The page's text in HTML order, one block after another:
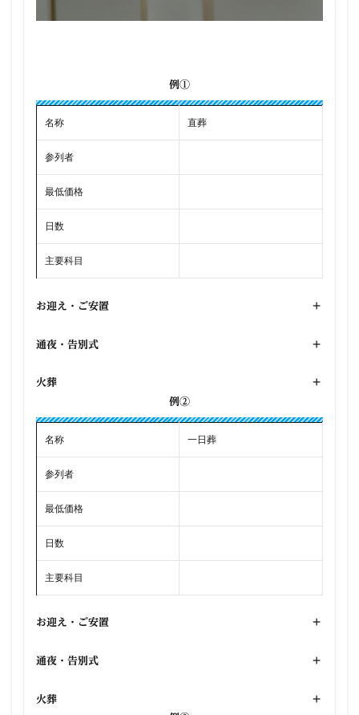
例①
名称 直葬
参列者
最低価格
日数
主要科目
お迎え・ご安置 +
通夜・告別式 +
火葬
+
例②
名称 一日葬
参列者
最低価格
日数
主要科目
お迎え・ご安置 +
通夜・告別式 +
火葬
+